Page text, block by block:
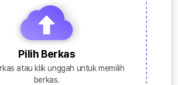
Pilih Berkas
atau klik unggah untuk memilih
berkas.